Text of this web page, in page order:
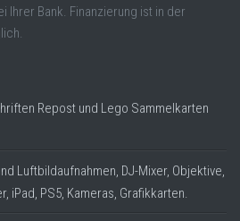
Ihrer Bank. Finanzierung ist in der
Repost und Lego Sammelkarten
Luftbildaufnahmen, DJ-Mixer, Objektive,
iPad, PS5, Kameras, Grafikkarten.